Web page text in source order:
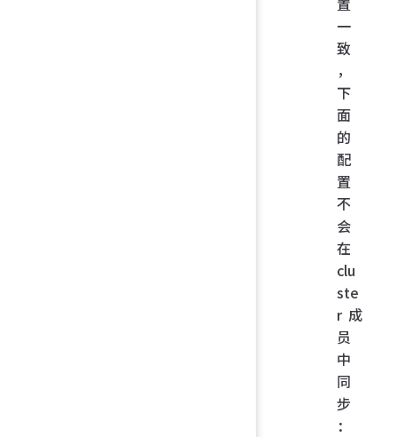
一
致
，
下
面
的
配
置
不
会
在
clu
ste
r 成
员
中
同
步
：